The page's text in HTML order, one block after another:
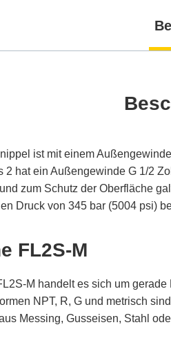
ist mit einem
2 hat ein Außengewinde G 1/2
zum Schutz der Oberfläche
Druck von 345 bar (5004 psi)
FL2S-M
M handelt es sich um
NPT, R, G und metrisch
Messing, Gusseisen, Stahl